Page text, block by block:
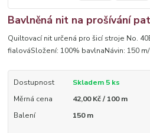
Bavlněná nit na prošívání
Quiltovací nit určená pro šicí stroje No.
fialováSložení: 100% bavlnaNávin: 150
Dostupnost
Skladem 5 ks
Měrná cena
42,00 Kč / 100 m
Balení
150 m